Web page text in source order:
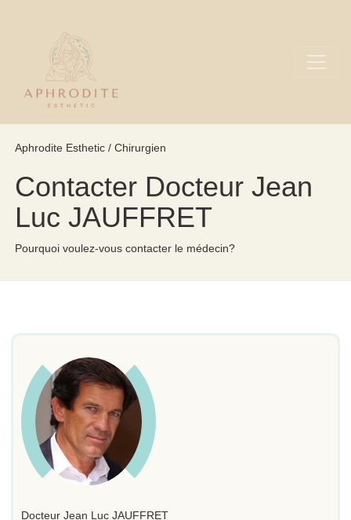
Aphrodite Esthetic / Chirurgien
Contacter Docteur Jean
Luc JAUFFRET
Pourquoi voulez-vous contacter le médecin?
Docteur Jean Luc JAUFFRET